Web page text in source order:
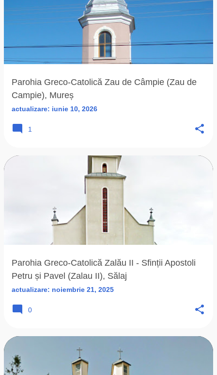
ă
r
Parohia Greco-Catolică Zau de Câmpie (Zau de
Campie), Mureș
actualizare: iunie 10, 2026
1
Parohia Greco-Catolică Zalău II - Sfinții Apostoli
Petru și Pavel (Zalau II), Sălaj
actualizare: noiembrie 21, 2025
0